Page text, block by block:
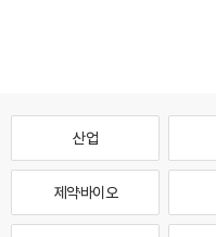
산업
제약·바이오